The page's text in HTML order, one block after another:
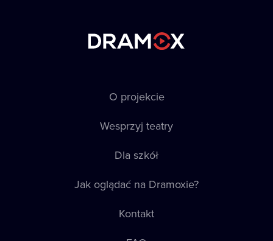
O projekcie
Wesprzyj teatry
Dla szkół
Jak oglądać na Dramoxie?
Kontakt